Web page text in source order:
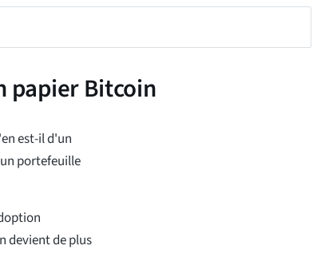
papier Bitcoin
est-il d'un
portefeuille
devient de plus